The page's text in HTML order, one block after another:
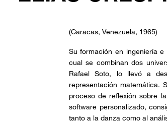
(Caracas, Venezuela, 1965)
Su formación en ingeniería
cual se combinan dos
Rafael Soto, lo llevó a
representación matemática.
proceso de reflexión sobre
software personalizado,
tanto a la danza como al